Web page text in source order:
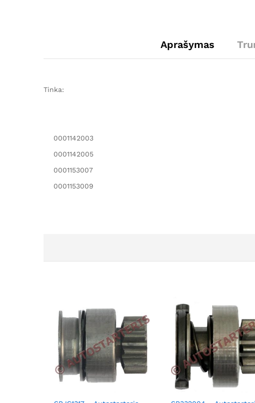
Aprašymas
Tinka:
0001142003
0001142005
0001153007
0001153009